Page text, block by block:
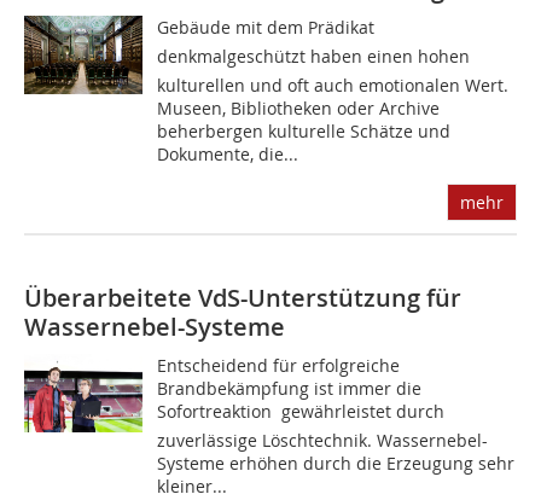
Gebäude mit dem Prädikat
denkmalgeschützt haben einen hohen
kulturellen und oft auch emotionalen Wert.
Museen, Bibliotheken oder Archive
beherbergen kulturelle Schätze und
Dokumente, die...
mehr
Überarbeitete VdS-Unterstützung für
Wassernebel-Systeme
Entscheidend für erfolgreiche
Brandbekämpfung ist immer die
Sofortreaktion  gewährleistet durch
zuverlässige Löschtechnik. Wassernebel-
Systeme erhöhen durch die Erzeugung sehr
kleiner...